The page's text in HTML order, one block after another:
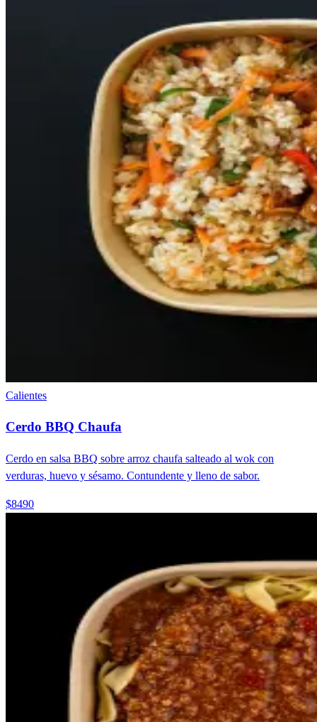
Calientes
Cerdo BBQ Chaufa
Cerdo en salsa BBQ sobre arroz chaufa salteado al wok con
verduras, huevo y sésamo. Contundente y lleno de sabor.
$8490